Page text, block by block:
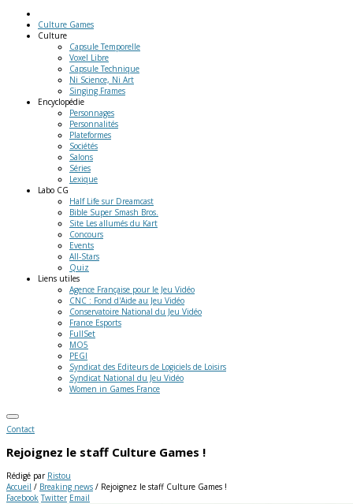
Culture Games
Culture
Capsule Temporelle
Voxel Libre
Capsule Technique
Ni Science, Ni Art
Singing Frames
Encyclopédie
Personnages
Personnalités
Plateformes
Sociétés
Salons
Séries
Lexique
Labo CG
Half Life sur Dreamcast
Bible Super Smash Bros.
Site Les allumés du Kart
Concours
Events
All-Stars
Quiz
Liens utiles
Agence Française pour le Jeu Vidéo
CNC : Fond d'Aide au Jeu Vidéo
Conservatoire National du Jeu Vidéo
France Esports
FullSet
MO5
PEGI
Syndicat des Editeurs de Logiciels de Loisirs
Syndicat National du Jeu Vidéo
Women in Games France
Contact
Rejoignez le staff Culture Games !
Rédigé par Ristou
Accueil / Breaking news / Rejoignez le staff Culture Games !
Facebook Twitter Email